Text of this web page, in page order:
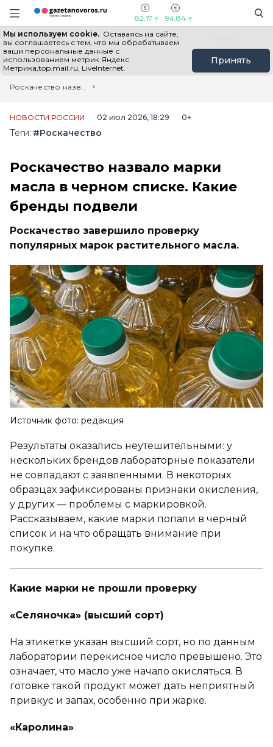
Информационный портал "ГазетаНоворос.ру"
Навигация сайта
82,17 94,84
Мы используем cookie. Оставаясь на сайте,
вы соглашаетесь с тем, что мы обрабатываем
ваши персональные данные с
использованием метрик Яндекс
Метрика,top.mail.ru, LiveInternet.
Принять
Все новости Новости России
Главная
Лента новостей
Роскачество назвало марки масла в черном списке. Какие бренды подвели
НОВОСТИ РОССИИ 02 июл 2026, 18:29 0+
Теги: #Роскачество
Роскачество назвало марки
масла в черном списке. Какие
бренды подвели
Роскачество завершило проверку
популярных марок растительного масла.
Источник фото: редакция
Результаты оказались неутешительными: у
нескольких брендов лабораторные показатели
не совпадают с заявленными. В некоторых
образцах зафиксированы признаки окисления,
у других — проблемы с маркировкой.
Рассказываем, какие марки попали в черный
список и на что обращать внимание при
покупке.
Какие марки не прошли проверку
«Селяночка» (высший сорт)
На этикетке указан высший сорт, но по данным
лаборатории перекисное число превышено. Это
означает, что масло уже начало окисляться. В
готовке такой продукт может дать неприятный
привкус и запах, особенно при жарке.
«Каролина»